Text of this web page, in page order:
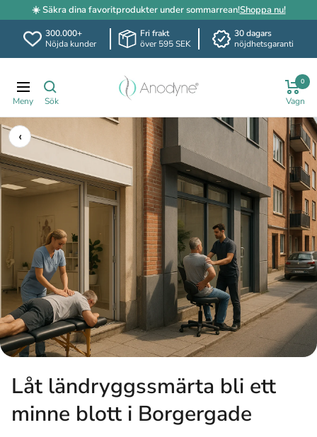
☀️ Säkra dina favoritprodukter under sommarrean!Shoppa nu!
300.000+
Nöjda kunder
Fri frakt
över 595 SEK
30 dagars
nöjdhetsgaranti
innehållet
Navigering
Anodyne.se 0
‹
Låt ländryggssmärta bli ett
minne blott i Borgergade